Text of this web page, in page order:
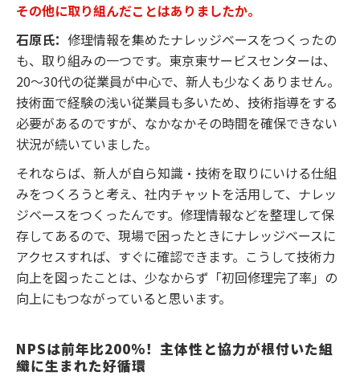
その他に取り組んだことはありましたか。
石原氏： 修理情報を集めたナレッジベースをつくったの
も、取り組みの一つです。東京東サービスセンターは、
20～30代の従業員が中心で、新人も少なくありません。
技術面で経験の浅い従業員も多いため、技術指導をする
必要があるのですが、なかなかその時間を確保できない
状況が続いていました。
それならば、新人が自ら知識・技術を取りにいける仕組
みをつくろうと考え、社内チャットを活用して、ナレッ
ジベースをつくったんです。修理情報などを整理して保
存してあるので、現場で困ったときにナレッジベースに
アクセスすれば、すぐに確認できます。こうして技術力
向上を図ったことは、少なからず「初回修理完了率」の
向上にもつながっていると思います。
NPSは前年比200％！主体性と協力が根付いた組
織に生まれた好循環